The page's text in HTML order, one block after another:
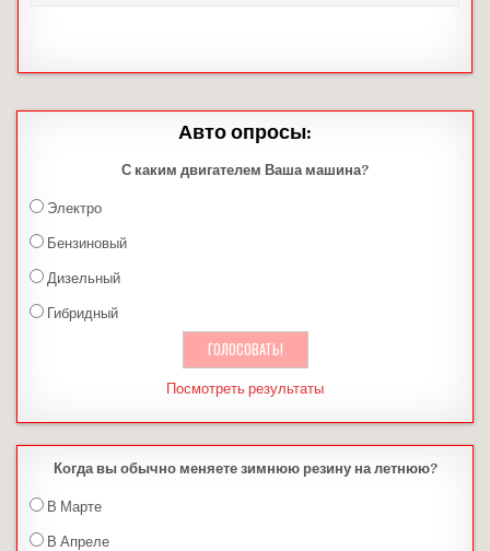
Авто опросы:
С каким двигателем Ваша машина?
Электро
Бензиновый
Дизельный
Гибридный
Посмотреть результаты
Когда вы обычно меняете зимнюю резину на летнюю?
В Марте
В Апреле